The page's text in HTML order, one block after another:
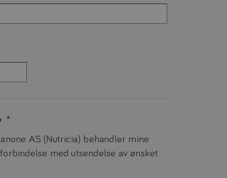
*
AS (Nutricia) behandler mine
med utsendelse av ønsket